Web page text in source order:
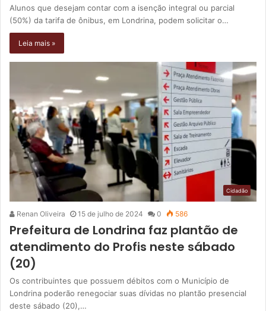
Alunos que desejam contar com a isenção integral ou parcial
(50%) da tarifa de ônibus, em Londrina, podem solicitar o…
Leia mais »
Cidadão
Renan Oliveira 15 de julho de 2024 0 586
Prefeitura de Londrina faz plantão de
atendimento do Profis neste sábado
(20)
Os contribuintes que possuem débitos com o Município de
Londrina poderão renegociar suas dívidas no plantão presencial
deste sábado (20),…